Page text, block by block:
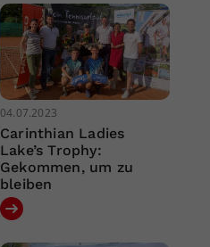
04.07.2023
Carinthian Ladies
Lake’s Trophy:
Gekommen, um zu
bleiben